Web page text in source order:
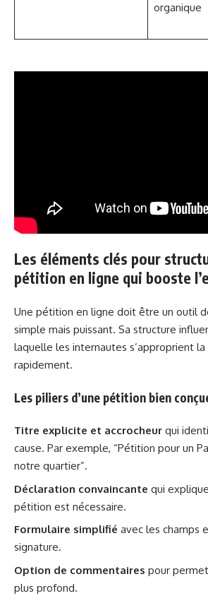
organique
Les éléments clés pour
pétition en ligne qui booste
Une pétition en ligne doit être un outil
simple mais puissant. Sa structure
laquelle les internautes s’approprient
rapidement.
Les piliers d’une pétition bien
Titre explicite et accrocheur qui
cause. Par exemple, “Pétition pour un
notre quartier”.
Déclaration convaincante qui
pétition est nécessaire.
Formulaire simplifié avec les champs
signature.
Option de commentaires pour
plus profond.